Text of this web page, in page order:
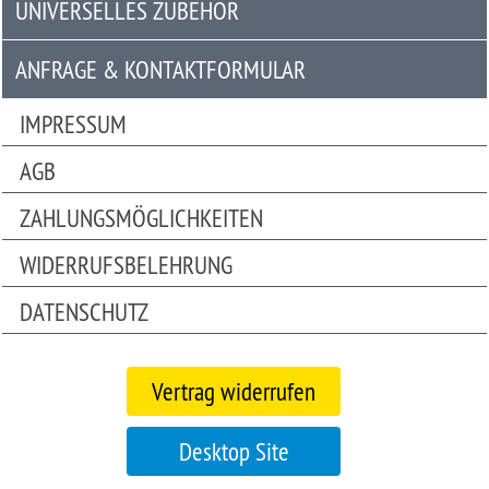
Universelles
Zubehör
Anfrage
&
Kontaktformular
Garage
|
Carport
UNIVERSELLES ZUBEHÖR
ANFRAGE & KONTAKTFORMULAR
IMPRESSUM
AGB
ZAHLUNGSMÖGLICHKEITEN
WIDERRUFSBELEHRUNG
DATENSCHUTZ
Vertrag widerrufen
Desktop Site